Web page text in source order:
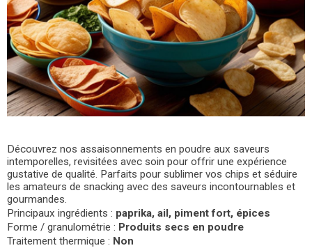
Découvrez nos assaisonnements en poudre aux saveurs
intemporelles, revisitées avec soin pour offrir une expérience
gustative de qualité. Parfaits pour sublimer vos chips et séduire
les amateurs de snacking avec des saveurs incontournables et
gourmandes.
Principaux ingrédients : paprika, ail, piment fort, épices
Forme / granulométrie : Produits secs en poudre
Traitement thermique : Non